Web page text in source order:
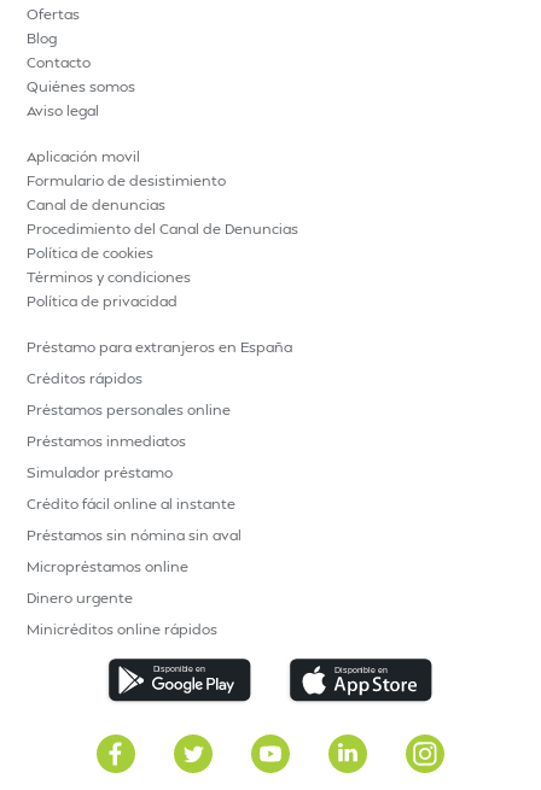
Ofertas
Blog
Contacto
Quiénes somos
Aviso legal
Aplicación movil
Formulario de desistimiento
Canal de denuncias
Procedimiento del Canal de Denuncias
Política de cookies
Términos y condiciones
Política de privacidad
Préstamo para extranjeros en España
Créditos rápidos
Préstamos personales online
Préstamos inmediatos
Simulador préstamo
Crédito fácil online al instante
Préstamos sin nómina sin aval
Micropréstamos online
Dinero urgente
Minicréditos online rápidos